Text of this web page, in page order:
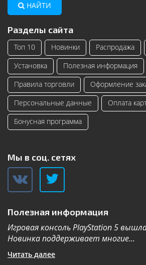
НАЙТИ
Разделы сайта
Топ 10 Новинки Распродажа
Установка
Полезная информация
Правила торговли
Оформление
Персональные данные
Оплата
Бонусная программа
Мы в соц. сетях
Полезная информация
Игровая консоль PlayStation 5
Новинка поддерживает многие...
Читать далее